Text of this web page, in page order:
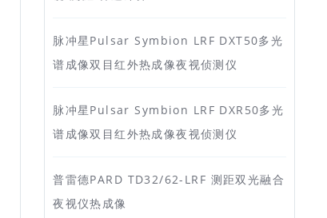
脉冲星Pulsar Symbion LRF DXT50多光
谱成像双目红外热成像夜视侦测仪
脉冲星Pulsar Symbion LRF DXR50多光
谱成像双目红外热成像夜视侦测仪
普雷德PARD TD32/62-LRF 测距双光融合
夜视仪热成像